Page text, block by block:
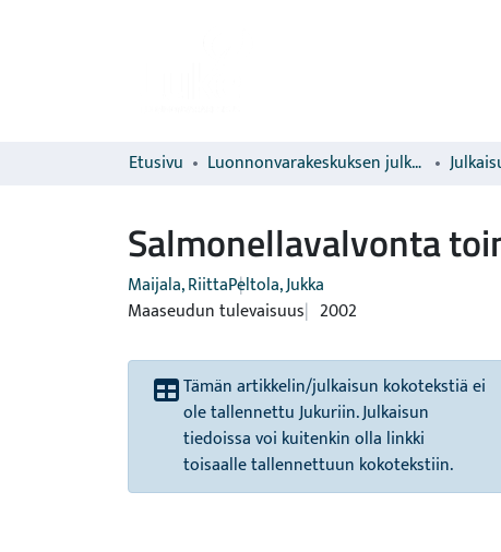
Etusivu Luonnonvarakeskuksen julkaisut
Salmonellavalvonta
Maijala, RiittaPeltola, Jukka
Maaseudun tulevaisuus 2002
Tämän artikkelin/julkaisun kokotekstiä ei
ole tallennettu Jukuriin. Julkaisun
tiedoissa voi kuitenkin olla linkki
toisaalle tallennettuun kokotekstiin.